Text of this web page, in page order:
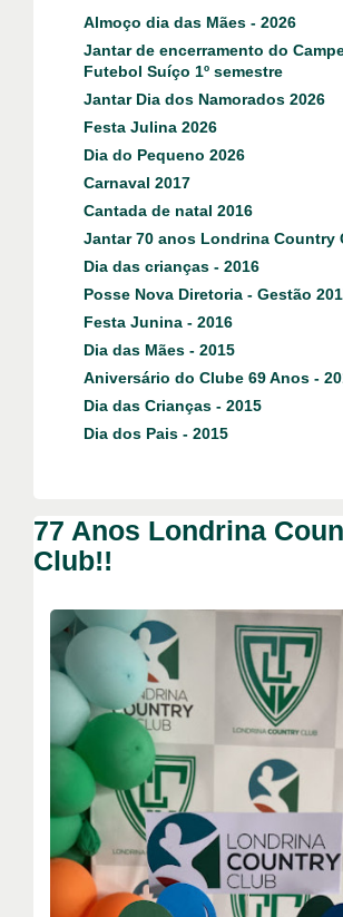
Almoço dia das Mães - 2026
Jantar de encerramento do
Futebol Suíço 1º semestre
Jantar Dia dos Namorados 2026
Festa Julina 2026
Dia do Pequeno 2026
Carnaval 2017
Cantada de natal 2016
Jantar 70 anos Londrina Country
Dia das crianças - 2016
Posse Nova Diretoria - Gestão
Festa Junina - 2016
Dia das Mães - 2015
Aniversário do Clube 69 Anos -
Dia das Crianças - 2015
Dia dos Pais - 2015
77 Anos Londrina
Club!!